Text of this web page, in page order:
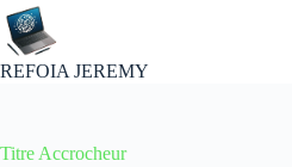
Passer
au
contenu
REFOIA JEREMY
Titre Accrocheur